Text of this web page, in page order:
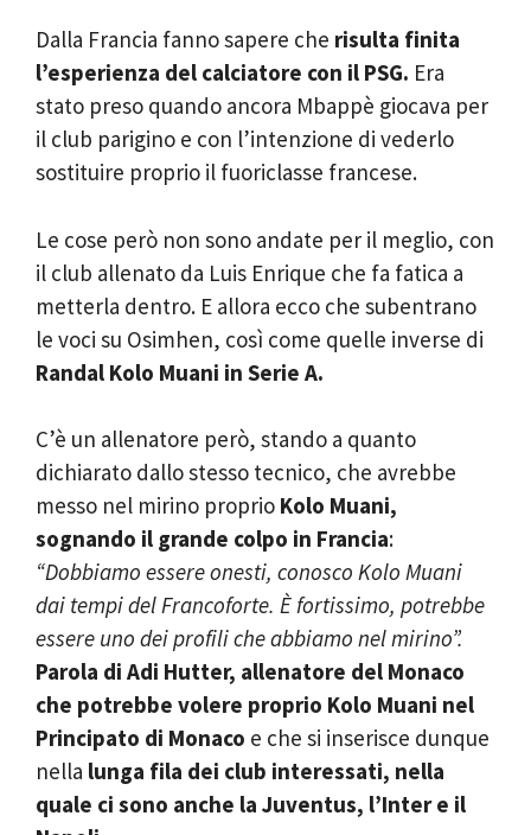
Dalla Francia fanno sapere che risulta finita
l’esperienza del calciatore con il PSG. Era
stato preso quando ancora Mbappè giocava per
il club parigino e con l’intenzione di vederlo
sostituire proprio il fuoriclasse francese.
Le cose però non sono andate per il meglio, con
il club allenato da Luis Enrique che fa fatica a
metterla dentro. E allora ecco che subentrano
le voci su Osimhen, così come quelle inverse di
Randal Kolo Muani in Serie A.
C’è un allenatore però, stando a quanto
dichiarato dallo stesso tecnico, che avrebbe
messo nel mirino proprio Kolo Muani,
sognando il grande colpo in Francia:
“Dobbiamo essere onesti, conosco Kolo Muani
dai tempi del Francoforte. È fortissimo, potrebbe
essere uno dei profili che abbiamo nel mirino”.
Parola di Adi Hutter, allenatore del Monaco
che potrebbe volere proprio Kolo Muani nel
Principato di Monaco e che si inserisce dunque
nella lunga fila dei club interessati, nella
quale ci sono anche la Juventus, l’Inter e il